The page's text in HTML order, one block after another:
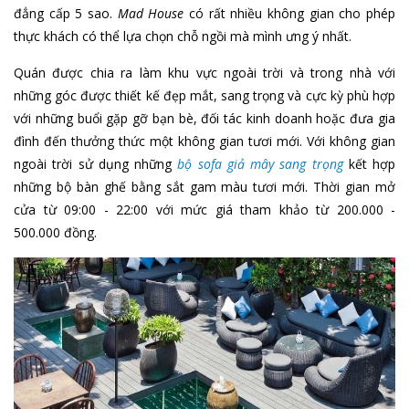
đẳng cấp 5 sao. Mad Housecó rất nhiều không gian cho phép
thực khách có thể lựa chọn chỗ ngồi mà mình ưng ý nhất.
Quán được chia ra làm khu vực ngoài trời và trong nhà với
những góc được thiết kế đẹp mắt, sang trọng và cực kỳ phù hợp
với những buổi gặp gỡ bạn bè, đối tác kinh doanh hoặc đưa gia
đình đến thưởng thức một không gian tươi mới. Với không gian
ngoài trời sử dụng nhữngbộ sofa giả mây sang trọng kết hợp
những bộ bàn ghế bằng sắt gam màu tươi mới. Thời gian mở
cửa từ 09:00 - 22:00 với mức giá tham khảo từ 200.000 -
500.000 đồng.